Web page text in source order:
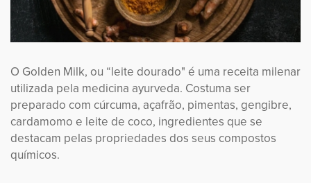
O Golden Milk, ou “leite dourado" é uma receita milenar
utilizada pela medicina ayurveda. Costuma ser
preparado com cúrcuma, açafrão, pimentas, gengibre,
cardamomo e leite de coco, ingredientes que se
destacam pelas propriedades dos seus compostos
químicos.